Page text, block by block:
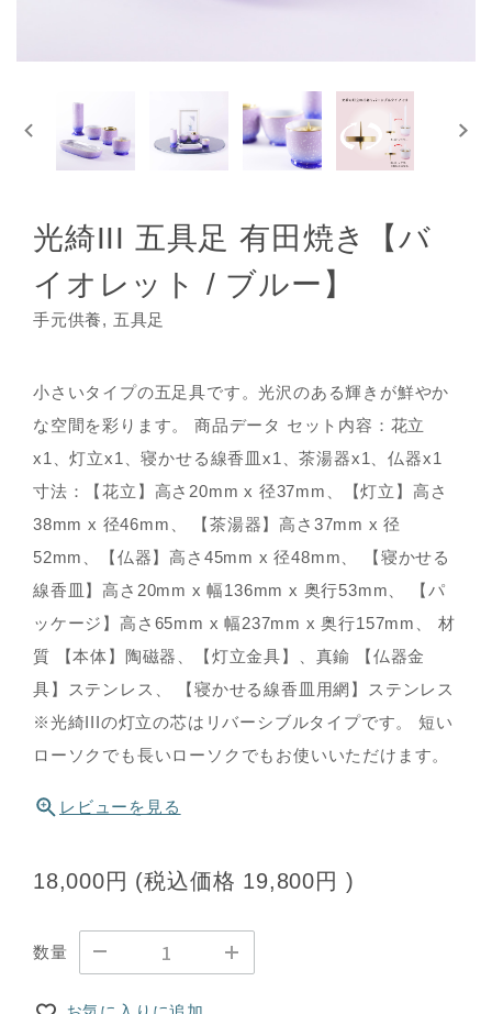
光綺III 五具足 有田焼き【バ
イオレット / ブルー】
手元供養, 五具足
小さいタイプの五足具です。光沢のある輝きが鮮やか
な空間を彩ります。 商品データ セット内容：花立
x1、灯立x1、寝かせる線香皿x1、茶湯器x1、仏器x1
寸法：【花立】高さ20mm x 径37mm、【灯立】高さ
38mm x 径46mm、 【茶湯器】高さ37mm x 径
52mm、【仏器】高さ45mm x 径48mm、 【寝かせる
線香皿】高さ20mm x 幅136mm x 奥行53mm、 【パ
ッケージ】高さ65mm x 幅237mm x 奥行157mm、 材
質 【本体】陶磁器、【灯立金具】、真鍮 【仏器金
具】ステンレス、 【寝かせる線香皿用網】ステンレス
※光綺IIIの灯立の芯はリバーシブルタイプです。 短い
ローソクでも長いローソクでもお使いいただけます。
レビューを見る
18,000円 (税込価格 19,800円 )
数量